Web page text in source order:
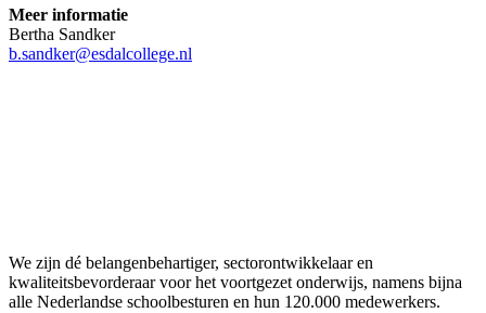
Meer informatie
Bertha Sandker
b.sandker@esdalcollege.nl
We zijn dé belangenbehartiger, sectorontwikkelaar en
kwaliteitsbevorderaar voor het voortgezet onderwijs, namens bijna
alle Nederlandse schoolbesturen en hun 120.000 medewerkers.